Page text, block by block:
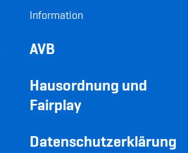
Information
AVB
Hausordnung und
Fairplay
Datenschutzerklärung